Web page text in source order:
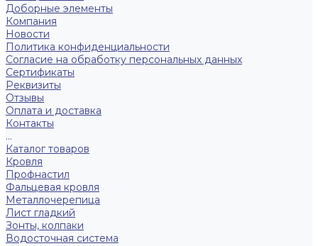
Доборные элементы
Компания
Новости
Политика конфиденциальности
Согласие на обработку персональных данных
Сертификаты
Реквизиты
Отзывы
Оплата и доставка
Контакты
...
Каталог товаров
Кровля
Профнастил
Фальцевая кровля
Металлочерепица
Лист гладкий
Зонты, колпаки
Водосточная система